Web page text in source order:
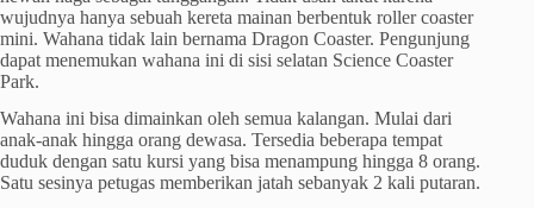
wujudnya hanya sebuah kereta mainan berbentuk roller coaster
mini. Wahana tidak lain bernama Dragon Coaster. Pengunjung
dapat menemukan wahana ini di sisi selatan Science Coaster
Park.
Wahana ini bisa dimainkan oleh semua kalangan. Mulai dari
anak-anak hingga orang dewasa. Tersedia beberapa tempat
duduk dengan satu kursi yang bisa menampung hingga 8 orang.
Satu sesinya petugas memberikan jatah sebanyak 2 kali putaran.